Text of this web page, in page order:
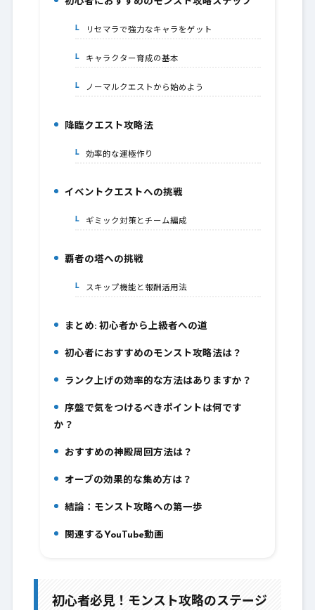
2.
2-1.リセマラで強力なキャラをゲット
2-2.キャラクター育成の基本
2-3.ノーマルクエストから始めよう
降臨クエスト攻略法
3-1.効率的な運極作り
イベントクエストへの挑戦
4-1.ギミック対策とチーム編成
5.覇者の塔への挑戦
5-1.スキップ機能と報酬活用法
まとめ: 初心者から上級者への道
7.初心者におすすめのモンスト攻略法は？
ランク上げの効率的な方法はありますか？
9.序盤で気をつけるべきポイントは何です
か？
10.おすすめの神殿周回方法は？
11.オーブの効果的な集め方は？
12.結論：モンスト攻略への第一歩
13.関連するYouTube動画
初心者必見！モンスト攻略のステージ